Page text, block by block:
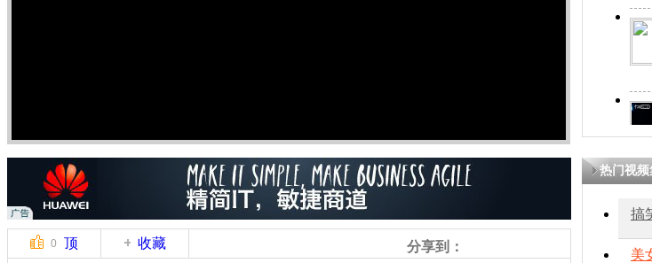
0 顶 收藏 分享到：
热门视频
搞
美